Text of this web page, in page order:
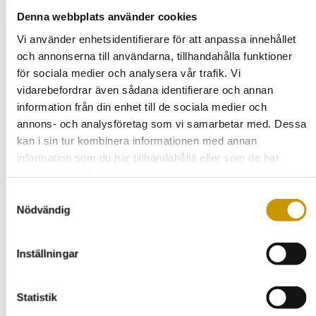
Denna webbplats använder cookies
Vi använder enhetsidentifierare för att anpassa innehållet
och annonserna till användarna, tillhandahålla funktioner
för sociala medier och analysera vår trafik. Vi
vidarebefordrar även sådana identifierare och annan
information från din enhet till de sociala medier och
annons- och analysföretag som vi samarbetar med. Dessa
kan i sin tur kombinera informationen med annan
information som du har tillhandahållit eller som de har
Nödvändig
Inställningar
Statistik
dränering så lönsam och smidig som möjligt. Med oss
behöver du inte oroa dig för förskottsbetalning eller krångel.
Vi erbjuder även förmånliga delbetalningar för att möta din
budget.
DRÄNERING ANPASSAD FÖR
STADSNÄRA BEBYGGELSE OCH
VARIERANDE
MARKFÖRHÅLLANDEN
Dränering behöver ofta planeras med hänsyn till stadens
som finns i området. Kombinationen av tätbebyggda
villaområden, äldre fastigheter och skiftande jordarter gör att
Gårdsexperterna arbetar med metoder som effektivt leder
bort vatten från grund och källarväggar och minskar risken
ERFAREN DRÄNERING FÖR VILLOR